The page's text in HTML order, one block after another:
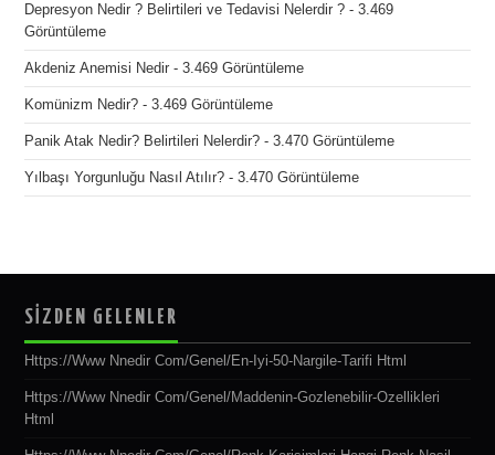
Depresyon Nedir ? Belirtileri ve Tedavisi Nelerdir ? - 3.469
Görüntüleme
Akdeniz Anemisi Nedir - 3.469 Görüntüleme
Komünizm Nedir? - 3.469 Görüntüleme
Panik Atak Nedir? Belirtileri Nelerdir? - 3.470 Görüntüleme
Yılbaşı Yorgunluğu Nasıl Atılır? - 3.470 Görüntüleme
SİZDEN GELENLER
Https://www Nnedir Com/genel/en-Iyi-50-Nargile-Tarifi Html
Https://www Nnedir Com/genel/maddenin-Gozlenebilir-Ozellikleri
Html